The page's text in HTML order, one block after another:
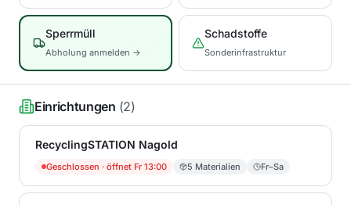
Sperrmüll
Abholung anmelden →
Schadstoffe
Sonderinfrastruktur
Einrichtungen (2)
RecyclingSTATION Nagold
Geschlossen · öffnet Fr 13:00 5 Materialien Fr–Sa